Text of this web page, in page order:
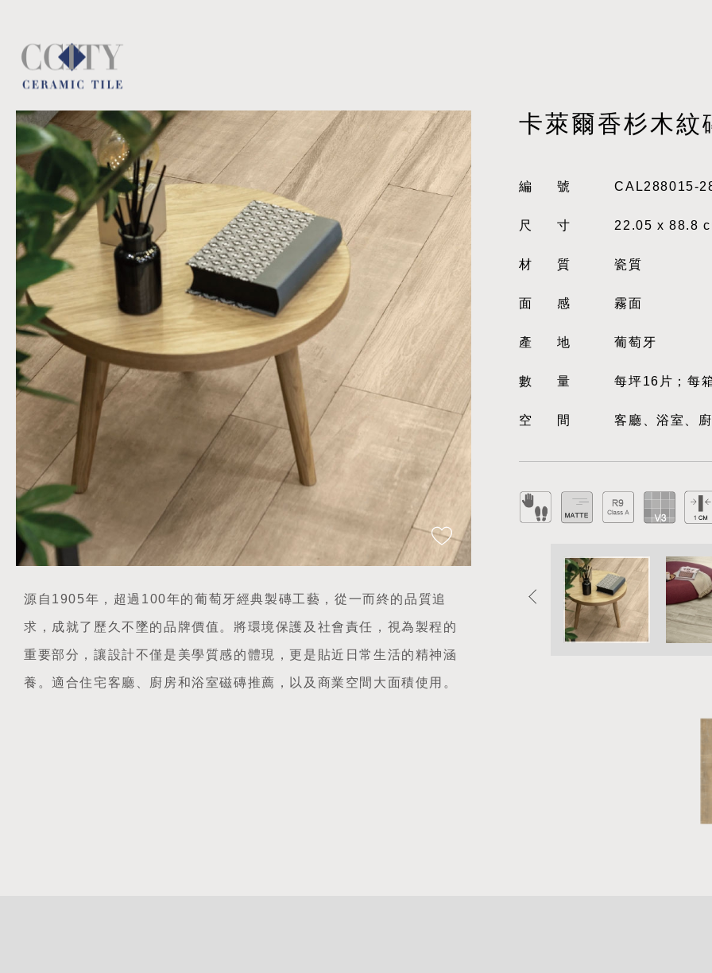
源自1905年，超過100年的葡萄牙經典製磚工藝，從一而終的品質追
求，成就了歷久不墜的品牌價值。將環境保護及社會責任，視為製程的
重要部分，讓設計不僅是美學質感的體現，更是貼近日常生活的精神涵
養。適合住宅客廳、廚房和浴室磁磚推薦，以及商業空間大面積使用。
卡萊爾香杉木紋
編號 CAL288015-
尺寸 22.05 x 88.8
材質 瓷質
面感 霧面
產地 葡萄牙
數量 每坪16片；每
空間 客廳、浴室、